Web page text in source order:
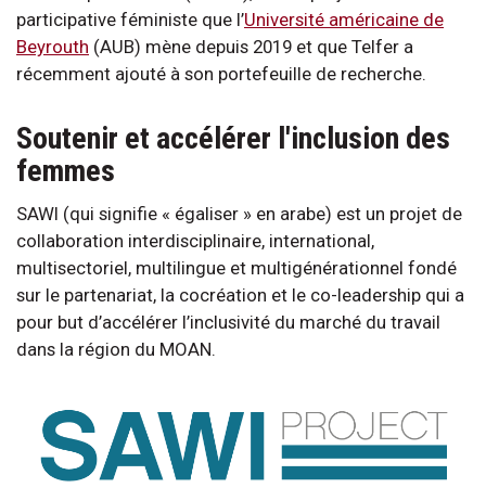
participative féministe que l’Université américaine de
Beyrouth (AUB) mène depuis 2019 et que Telfer a
récemment ajouté à son portefeuille de recherche.
Soutenir et accélérer l'inclusion des
femmes
SAWI (qui signifie « égaliser » en arabe) est un projet de
collaboration interdisciplinaire, international,
multisectoriel, multilingue et multigénérationnel fondé
sur le partenariat, la cocréation et le co-leadership qui a
pour but d’accélérer l’inclusivité du marché du travail
dans la région du MOAN.